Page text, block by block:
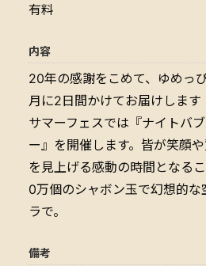
有料
内容
20年の感謝をこめて、ゆめっ
月に2日間かけてお届けします
サマーフェスでは『ナイトバ
ー』を開催します。皆が笑顔
を見上げる感動の時間となる
0万個のシャボン玉で幻想的
ラで。
備考